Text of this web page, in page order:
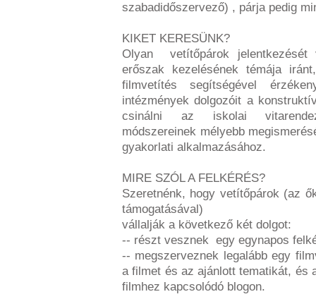
szabadidőszervező) , párja pedig
KIKET KERESÜNK?
Olyan vetítőpárok
erőszak kezelésének témája
filmvetítés segítségével
intézmények dolgozóit a
csinálni az iskolai
módszereinek mélyebb
gyakorlati alkalmazásához.
MIRE SZÓL A FELKÉRÉS?
Szeretnénk, hogy vetítőpárok (az
támogatásával)
vállalják a következő két dolgot:
-- részt vesznek egy egynapos
-- megszerveznek legalább egy
a filmet és az ajánlott tematikát, és
filmhez kapcsolódó blogon.